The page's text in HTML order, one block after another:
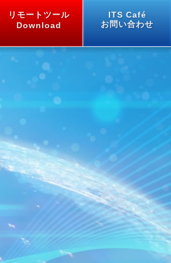
リモートツール
Download
ITS Café
お問い合わせ